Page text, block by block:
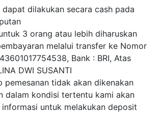
dapat dilakukan secara cash pada
3 orang atau lebih diharuskan
melalui transfer ke Nomor
Bank : BRI, Atas
DWI SUSANTI
pemesanan tidak akan dikenakan
dalam kondisi tertentu kami akan
informasi untuk melakukan deposit